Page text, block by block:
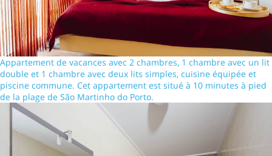
Appartement de vacances avec 2 chambres, 1 chambre avec un lit
double et 1 chambre avec deux lits simples, cuisine équipée et
piscine commune. Cet appartement est situé à 10 minutes à pied
de la plage de São Martinho do Porto.